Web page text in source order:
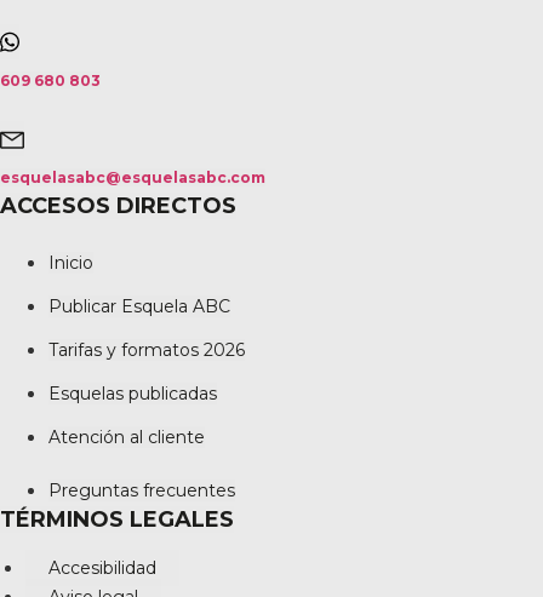
609 680 803
esquelasabc@esquelasabc.com
ACCESOS DIRECTOS
Inicio
Publicar Esquela ABC
Tarifas y formatos 2026
Esquelas publicadas
Atención al cliente
Preguntas frecuentes
TÉRMINOS LEGALES
Accesibilidad